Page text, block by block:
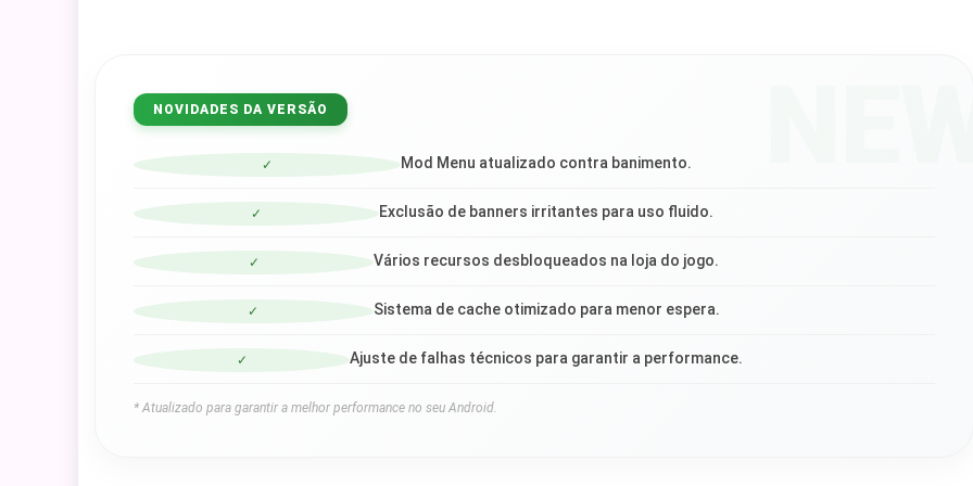
NOVIDADES DA VERSÃO
✓ Mod Menu atualizado contra banimento.
✓ Exclusão de banners irritantes para uso fluido.
✓ Vários recursos desbloqueados na loja do jogo.
✓ Sistema de cache otimizado para menor espera.
✓ Ajuste de falhas técnicos para garantir a performance.
* Atualizado para garantir a melhor performance no seu Android.